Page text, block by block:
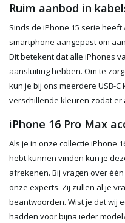
Ruim aanbod in
Sinds de iPhone 15 serie
smartphone aangepast om
Dit betekent dat alle iPhones
aansluiting hebben. Om te
kun je bij ons meerdere USB-
verschillende kleuren zodat er
iPhone 16 Pro Max
Als je in onze collectie iPhone
hebt kunnen vinden kun je
afrekenen. Bij vragen over
onze experts. Zij zullen al je
beantwoorden. Wist je dat wij
hadden voor bijna ieder